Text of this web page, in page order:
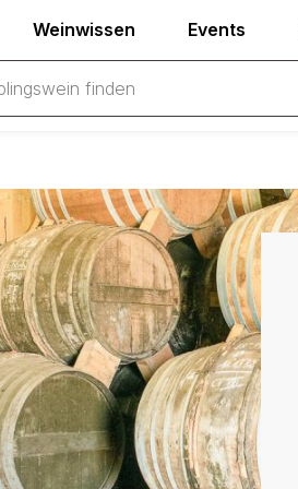
Weinwissen Events